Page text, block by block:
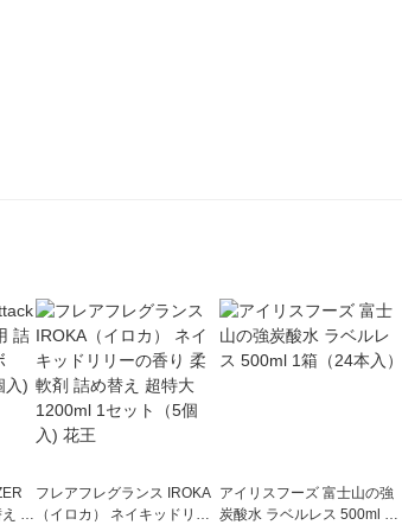
メ
フレアフレグランス IROKA
（イロカ） ネイキッドリリ
アイリスフーズ 富士山の強
炭酸水 ラベルレス 500ml 1